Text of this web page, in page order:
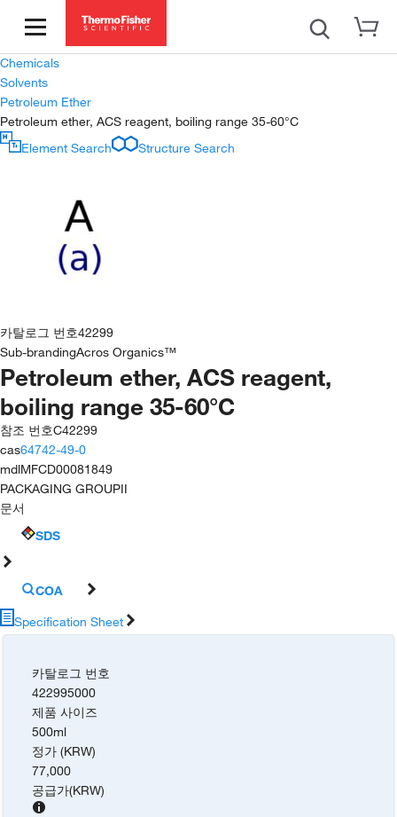
Chemicals
Solvents
Petroleum Ether
Petroleum ether, ACS reagent, boiling range 35-60°C
Element Search
Structure Search
카탈로그 번호42299
Sub-brandingAcros Organics™
Petroleum ether, ACS reagent,
boiling range 35-60°C
참조 번호C42299
cas64742-49-0
mdlMFCD00081849
PACKAGING GROUPII
문서
SDS
COA
Specification Sheet
카탈로그 번호
422995000
제품 사이즈
500ml
정가 (KRW)
77,000
공급가(KRW)